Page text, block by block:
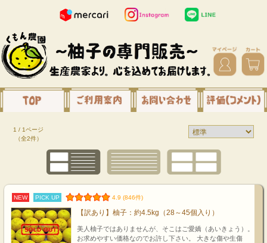
1 / 1ページ
（全2件）
NEW PICK UP 4.9 (846件)
【訳あり】柚子：約4.5kg（28～45個入り）
美人柚子ではありませんが、そこはご愛嬌（あいきょう）。
お求めやすい価格なのでお許し下さい。 大きな傷や生傷